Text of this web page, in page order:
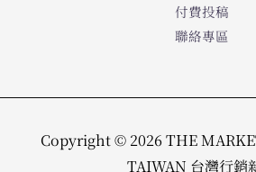
付費投稿
聯絡專區
Copyright © 2026 THE
TAIWAN 台灣行銷